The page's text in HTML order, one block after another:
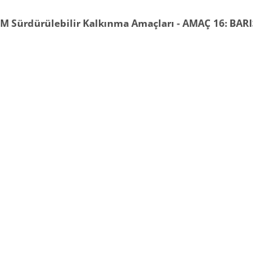
Sürdürülebilir Kalkınma Amaçları - AMAÇ 16: